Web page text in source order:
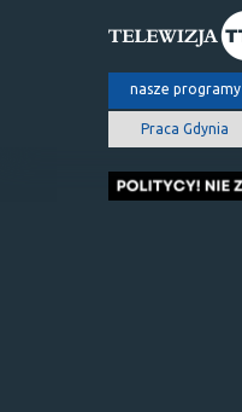
nasze programy
Praca Gdynia